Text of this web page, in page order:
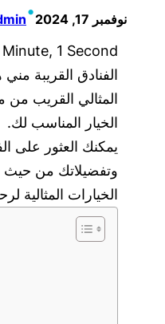
نوفمبر 17, 2024 •
1 Second
الفنادق القريبة
المثالي القريب
الخيار المناسب لك.
وتفضيلاتك من حيث
الخيارات المثالية